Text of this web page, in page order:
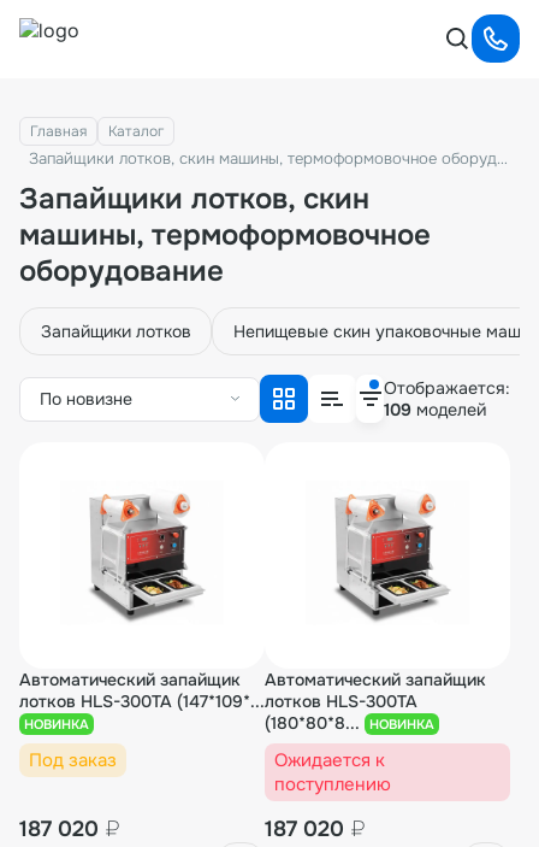
Главная Каталог
Запайщики лотков, скин машины, термоформовочное оборудование
Запайщики лотков, скин
машины, термоформовочное
оборудование
Запайщики лотков Непищевые скин упаковочные
По новизне
Отображается:
109 моделей
Автоматический запайщик
лотков HLS-300TA (147*109*...
НОВИНКА
Под заказ
187 020 ₽
Автоматический запайщик
лотков HLS-300TA
(180*80*8...
НОВИНКА
Ожидается к
поступлению
187 020 ₽